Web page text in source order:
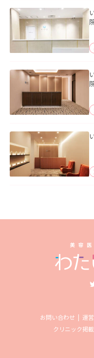
お問い合わせ 運
クリニック掲